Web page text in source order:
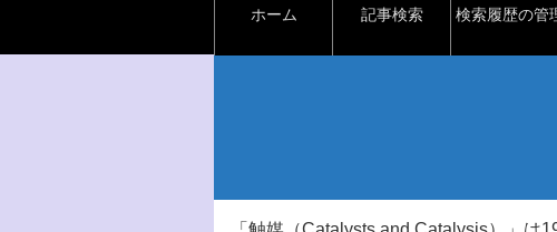
ホーム 記事検索 検索履歴の管